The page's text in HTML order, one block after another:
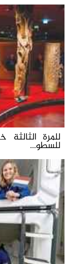
للمرة
للسطو...